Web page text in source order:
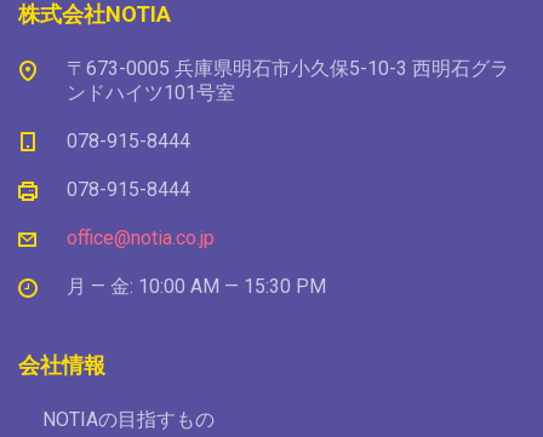
株式会社NOTIA
〒673-0005 兵庫県明石市小久保5-10-3 西明石グラ
ンドハイツ101号室
078-915-8444
078-915-8444
office@notia.co.jp
月 — 金: 10:00 AM — 15:30 PM
会社情報
NOTIAの目指すもの